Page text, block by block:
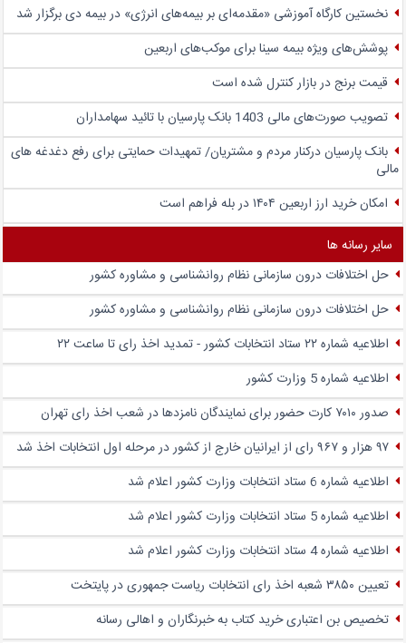
نخستین کارگاه آموزشی «مقدمه‌ای بر بیمه‌های انرژی» در بیمه دی برگزار شد
پوشش‌های ویژه بیمه سینا برای موکب‌های اربعین
قیمت برنج در بازار کنترل شده است
تصویب صورت‌های مالی 1403 بانک پارسیان با تائید سهامداران
بانک پارسیان درکنار مردم و مشتریان/ تمهیدات حمایتی برای رفع دغدغه های
مالی
امکان خرید ارز اربعین ۱۴۰۴ در بله فراهم است
سایر رسانه ها
حل اختلافات درون سازمانی نظام روانشناسی و مشاوره کشور
حل اختلافات درون سازمانی نظام روانشناسی و مشاوره کشور
اطلاعیه شماره ۲۲ ستاد انتخابات کشور - تمدید اخذ رای تا ساعت ۲۲
اطلاعیه شماره 5 وزارت کشور
صدور ۷۰۱۰ کارت حضور برای نمایندگان نامزدها در شعب اخذ رای تهران
۹۷ هزار و ۹۶۷ رای از ایرانیان خارج از کشور در مرحله اول انتخابات اخذ شد
اطلاعیه شماره 6 ستاد انتخابات وزارت کشور اعلام شد
اطلاعیه شماره 5 ستاد انتخابات وزارت کشور اعلام شد
اطلاعیه شماره 4 ستاد انتخابات وزارت کشور اعلام شد
تعیین ۳۸۵۰ شعبه اخذ رای انتخابات ریاست جمهوری در پایتخت
تخصیص بن اعتباری خرید کتاب به خبرنگاران و اهالی رسانه